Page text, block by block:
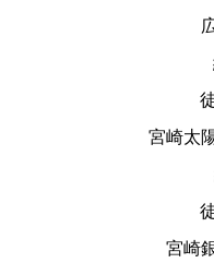
宮崎太
宮崎